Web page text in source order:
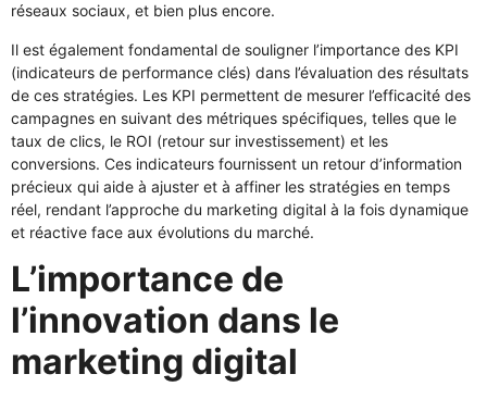
réseaux sociaux, et bien plus encore.
Il est également fondamental de souligner l’importance des KPI
(indicateurs de performance clés) dans l’évaluation des résultats
de ces stratégies. Les KPI permettent de mesurer l’efficacité des
campagnes en suivant des métriques spécifiques, telles que le
taux de clics, le ROI (retour sur investissement) et les
conversions. Ces indicateurs fournissent un retour d’information
précieux qui aide à ajuster et à affiner les stratégies en temps
réel, rendant l’approche du marketing digital à la fois dynamique
et réactive face aux évolutions du marché.
L’importance de
l’innovation dans le
marketing digital